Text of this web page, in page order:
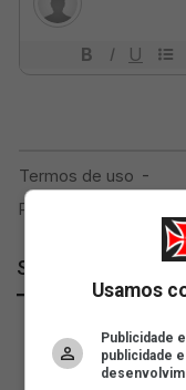
SuperVasco
Usamos
Publicidade
publicidade